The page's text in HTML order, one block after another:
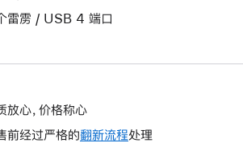
雷雳 / USB 4 端口
放心，价格称心
前经过严格的翻新流程处理